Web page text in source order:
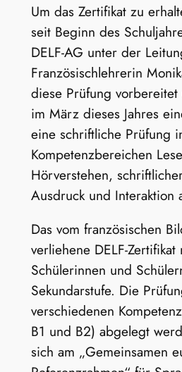
Um das Zertifikat zu
seit Beginn des
DELF-AG unter der
Französischlehrerin
diese Prüfung
im März dieses Jahres
eine schriftliche Prüfung
Kompetenzbereichen
Hörverstehen,
Ausdruck und Interaktion
Das vom französischen
verliehene DELF-
Schülerinnen und
Sekundarstufe. Die
verschiedenen
B1 und B2) abgelegt
sich am „Gemeinsamen